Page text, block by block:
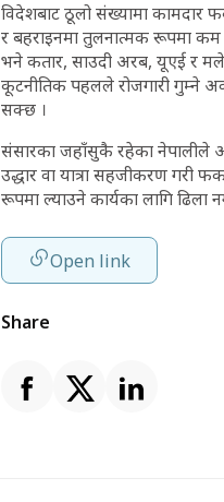
विदेशबाट ठूलो संख्यामा कामदार
र बहराइनमा तुलनात्मक रूपमा कम
भने कतार, साउदी अरब, यूएई र
कूटनीतिक पहलले रोजगारी गुम्ने
सक्छ ।
संसारका जहाँसुकै रहेका नेपालीले
उद्धार वा यात्रा सहजीकरण गरी
रूपमा ल्याउने कार्यका लागि ढिला
Open link
Share